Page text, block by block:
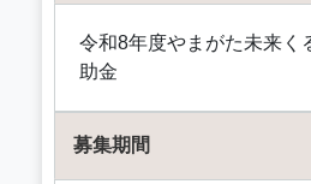
令和8年度やまがた未来く
助金
募集期間